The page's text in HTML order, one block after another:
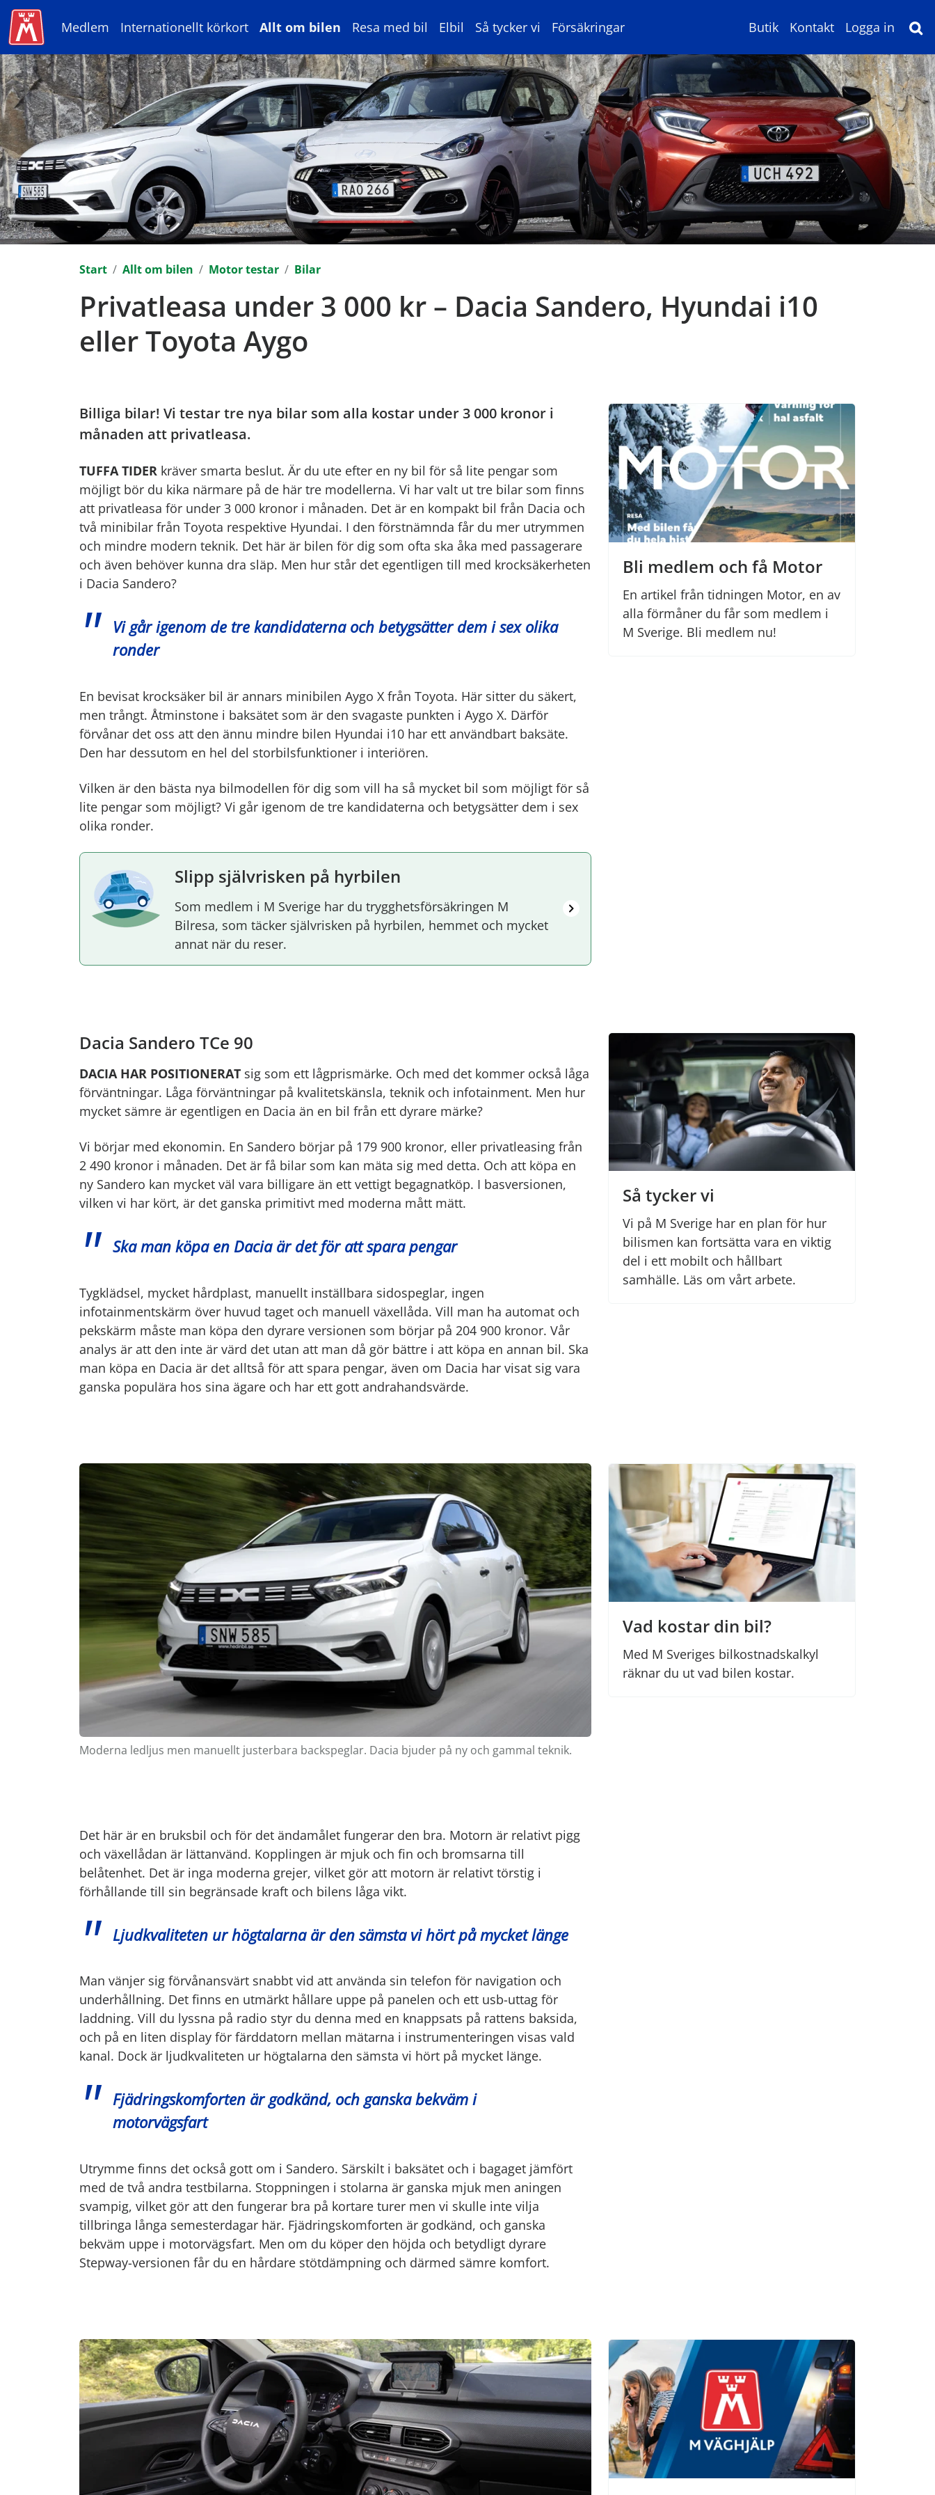
Medlem Internationellt körkort Allt om bilen Resa med bil Elbil Så tycker vi Försäkringar Butik Kontakt Logga in
Start Allt om bilen Motor testar Bilar
Privatleasa under 3 000 kr – Dacia Sandero, Hyundai i10
eller Toyota Aygo
Billiga bilar! Vi testar tre nya bilar som alla kostar under 3 000 kronor i
månaden att privatleasa.
TUFFA TIDER kräver smarta beslut. Är du ute efter en ny bil för så lite pengar som
möjligt bör du kika närmare på de här tre modellerna. Vi har valt ut tre bilar som finns
att privatleasa för under 3 000 kronor i månaden. Det är en kompakt bil från Dacia och
två minibilar från Toyota respektive Hyundai. I den förstnämnda får du mer utrymmen
och mindre modern teknik. Det här är bilen för dig som ofta ska åka med passagerare
och även behöver kunna dra släp. Men hur står det egentligen till med krocksäkerheten
i Dacia Sandero?
Vi går igenom de tre kandidaterna och betygsätter dem i sex olika
ronder
En bevisat krocksäker bil är annars minibilen Aygo X från Toyota. Här sitter du säkert,
men trångt. Åtminstone i baksätet som är den svagaste punkten i Aygo X. Därför
förvånar det oss att den ännu mindre bilen Hyundai i10 har ett användbart baksäte.
Den har dessutom en hel del storbilsfunktioner i interiören.
Vilken är den bästa nya bilmodellen för dig som vill ha så mycket bil som möjligt för så
lite pengar som möjligt? Vi går igenom de tre kandidaterna och betygsätter dem i sex
olika ronder.
Slipp självrisken på hyrbilen
Som medlem i M Sverige har du trygghetsförsäkringen M
Bilresa, som täcker självrisken på hyrbilen, hemmet och mycket
annat när du reser.
Bli medlem och få Motor
En artikel från tidningen Motor, en av
alla förmåner du får som medlem i
M Sverige. Bli medlem nu!
Dacia Sandero TCe 90
DACIA HAR POSITIONERAT sig som ett lågprismärke. Och med det kommer också låga
förväntningar. Låga förväntningar på kvalitetskänsla, teknik och infotainment. Men hur
mycket sämre är egentligen en Dacia än en bil från ett dyrare märke?
Vi börjar med ekonomin. En Sandero börjar på 179 900 kronor, eller privatleasing från
2 490 kronor i månaden. Det är få bilar som kan mäta sig med detta. Och att köpa en
ny Sandero kan mycket väl vara billigare än ett vettigt begagnatköp. I basversionen,
vilken vi har kört, är det ganska primitivt med moderna mått mätt.
Ska man köpa en Dacia är det för att spara pengar
Tygklädsel, mycket hårdplast, manuellt inställbara sidospeglar, ingen
infotainmentskärm över huvud taget och manuell växellåda. Vill man ha automat och
pekskärm måste man köpa den dyrare versionen som börjar på 204 900 kronor. Vår
analys är att den inte är värd det utan att man då gör bättre i att köpa en annan bil. Ska
man köpa en Dacia är det alltså för att spara pengar, även om Dacia har visat sig vara
ganska populära hos sina ägare och har ett gott andrahandsvärde.
Så tycker vi
Vi på M Sverige har en plan för hur
bilismen kan fortsätta vara en viktig
del i ett mobilt och hållbart
samhälle. Läs om vårt arbete.
Moderna ledljus men manuellt justerbara backspeglar. Dacia bjuder på ny och gammal teknik.
Vad kostar din bil?
Med M Sveriges bilkostnadskalkyl
räknar du ut vad bilen kostar.
Det här är en bruksbil och för det ändamålet fungerar den bra. Motorn är relativt pigg
och växellådan är lättanvänd. Kopplingen är mjuk och fin och bromsarna till
belåtenhet. Det är inga moderna grejer, vilket gör att motorn är relativt törstig i
förhållande till sin begränsade kraft och bilens låga vikt.
Ljudkvaliteten ur högtalarna är den sämsta vi hört på mycket länge
Man vänjer sig förvånansvärt snabbt vid att använda sin telefon för navigation och
underhållning. Det finns en utmärkt hållare uppe på panelen och ett usb-uttag för
laddning. Vill du lyssna på radio styr du denna med en knappsats på rattens baksida,
och på en liten display för färddatorn mellan mätarna i instrumenteringen visas vald
kanal. Dock är ljudkvaliteten ur högtalarna den sämsta vi hört på mycket länge.
Fjädringskomforten är godkänd, och ganska bekväm i
motorvägsfart
Utrymme finns det också gott om i Sandero. Särskilt i baksätet och i bagaget jämfört
med de två andra testbilarna. Stoppningen i stolarna är ganska mjuk men aningen
svampig, vilket gör att den fungerar bra på kortare turer men vi skulle inte vilja
tillbringa långa semesterdagar här. Fjädringskomforten är godkänd, och ganska
bekväm uppe i motorvägsfart. Men om du köper den höjda och betydligt dyrare
Stepway-versionen får du en hårdare stötdämpning och därmed sämre komfort.